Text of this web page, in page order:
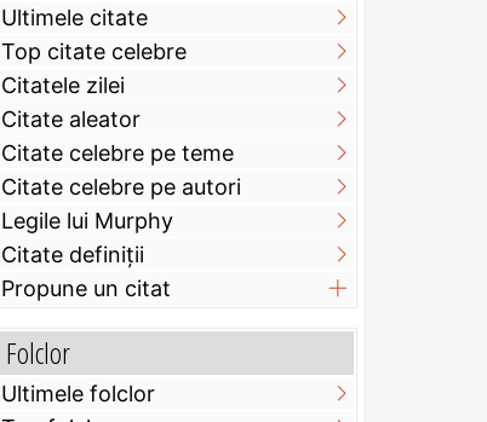
Ultimele citate
Top citate celebre
Citatele zilei
Citate aleator
Citate celebre pe teme
Citate celebre pe autori
Legile lui Murphy
Citate definiţii
Propune un citat
Folclor
Ultimele folclor